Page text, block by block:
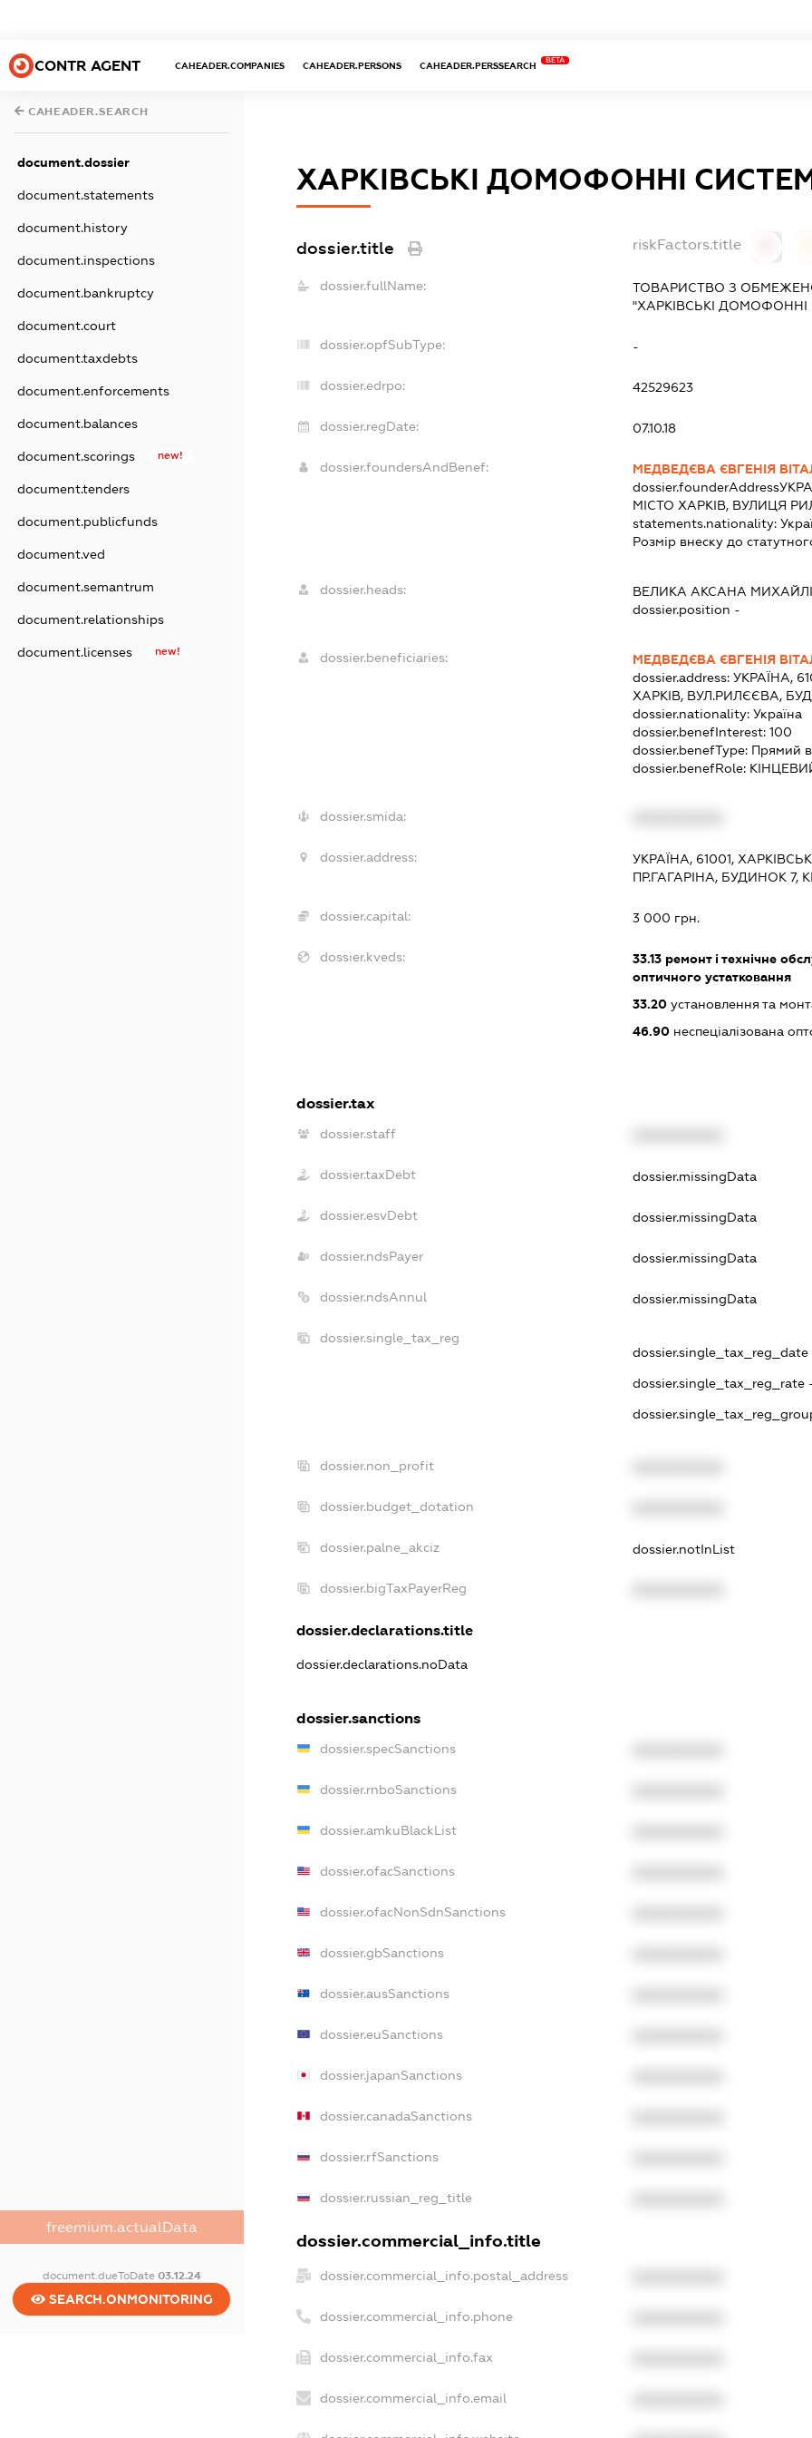
CONTR AGENT CAHEADER.COMPANIES CAHEADER.PERSONS CAHEADER.PERSSEARCH
BETA
CAHEADER.SEARCH
document.dossier
document.statements
document.history
document.inspections
document.bankruptcy
document.court
document.taxdebts
document.enforcements
document.balances
document.scorings new!
document.tenders
document.publicfunds
document.ved
document.semantrum
document.relationships
document.licenses new!
freemium.actualData
document.dueToDate 03.12.24
SEARCH.ONMONITORING
ХАРКІВСЬКІ ДОМОФОННІ
dossier.title riskFactors.title
dossier.fullName:
ТОВАРИСТВО З
"ХАРКІВСЬКІ
dossier.opfSubType: -
dossier.edrpo: 42529623
dossier.regDate: 07.10.18
dossier.foundersAndBenef:
МЕДВЕДЄВА ЄВГЕНІЯ
dossier.founderAddress
МІСТО ХАРКІВ, ВУЛИЦЯ
statements.nationality:
Розмір внеску до
dossier.heads: ВЕЛИКА АКСАНА
dossier.position -
dossier.beneficiaries:
МЕДВЕДЄВА ЄВГЕНІЯ
dossier.address: УКРАЇНА,
ХАРКІВ, ВУЛ.РИЛЄЄВА,
dossier.nationality: Україна
dossier.benefInterest: 100
dossier.benefType: Прямий
dossier.benefRole:
dossier.smida:
dossier.address:
УКРАЇНА, 61001,
ПР.ГАГАРІНА, БУДИНОК 7,
dossier.capital: 3 000 грн.
dossier.kveds: 33.13ремонт і технічне
оптичного устатковання
33.20установлення та
46.90неспеціалізована
dossier.tax
dossier.staff
dossier.taxDebt dossier.missingData
dossier.esvDebt dossier.missingData
dossier.ndsPayer dossier.missingData
dossier.ndsAnnul dossier.missingData
dossier.single_tax_reg
dossier.single_tax_reg_date
dossier.single_tax_reg_rate
dossier.non_profit
dossier.budget_dotation
dossier.palne_akciz dossier.notInList
dossier.bigTaxPayerReg
dossier.declarations.title
dossier.declarations.noData
dossier.sanctions
dossier.specSanctions
dossier.rnboSanctions
dossier.amkuBlackList
dossier.ofacSanctions
dossier.ofacNonSdnSanctions
dossier.gbSanctions
dossier.ausSanctions
dossier.euSanctions
dossier.japanSanctions
dossier.canadaSanctions
dossier.rfSanctions
dossier.russian_reg_title
dossier.commercial_info.title
dossier.commercial_info.postal_address
dossier.commercial_info.phone
dossier.commercial_info.fax
dossier.commercial_info.email